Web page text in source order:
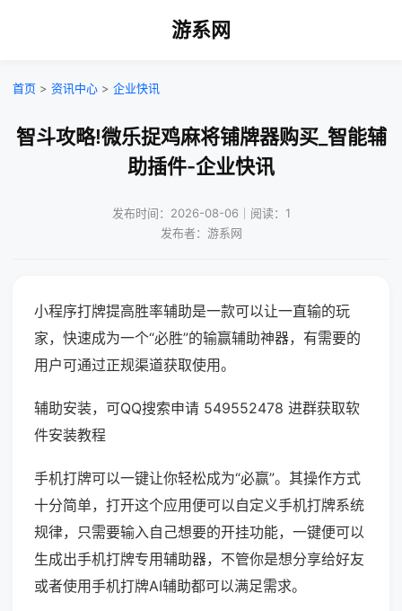
游系网
首页 > 资讯中心 > 企业快讯
智斗攻略!微乐捉鸡麻将铺牌器购买_智能辅
助插件-企业快讯
发布时间：2026-08-06｜阅读：1
发布者：游系网
小程序打牌提高胜率辅助是一款可以让一直输的玩
家，快速成为一个“必胜”的输赢辅助神器，有需要的
用户可通过正规渠道获取使用。
辅助安装，可QQ搜索申请 549552478 进群获取软
件安装教程
手机打牌可以一键让你轻松成为“必赢”。其操作方式
十分简单，打开这个应用便可以自定义手机打牌系统
规律，只需要输入自己想要的开挂功能，一键便可以
生成出手机打牌专用辅助器，不管你是想分享给好友
或者使用手机打牌AI辅助都可以满足需求。